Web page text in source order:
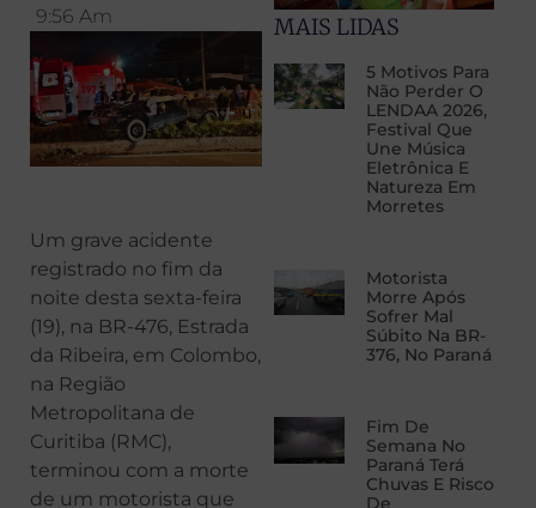
9:56 Am
Um grave acidente
registrado no fim da
noite desta sexta-feira
(19), na BR-476, Estrada
da Ribeira, em Colombo,
na Região
Metropolitana de
Curitiba (RMC),
terminou com a morte
de um motorista que
MAIS LIDAS
5 Motivos Para
Não Perder O
LENDAA 2026,
Festival Que
Une Música
Eletrônica E
Natureza Em
Morretes
Motorista
Morre Após
Sofrer Mal
Súbito Na BR-
376, No Paraná
Fim De
Semana No
Paraná Terá
Chuvas E Risco
De